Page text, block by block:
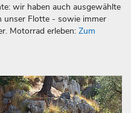
wir haben auch ausgewählte
unser Flotte - sowie immer
Motorrad erleben: Zum